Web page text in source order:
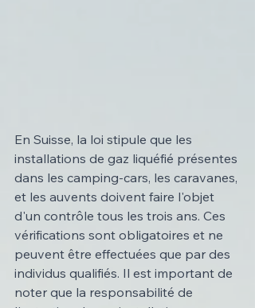
En Suisse, la loi stipule que les
installations de gaz liquéfié présentes
dans les camping-cars, les caravanes,
et les auvents doivent faire l'objet
d'un contrôle tous les trois ans. Ces
vérifications sont obligatoires et ne
peuvent être effectuées que par des
individus qualifiés. Il est important de
noter que la responsabilité de